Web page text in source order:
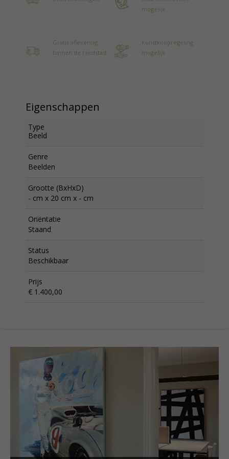
mogelijk
Gratis aflevering
binnen de randstad
Kunstkoopregeling
mogelijk
Eigenschappen
Type
Beeld
Genre
Beelden
Grootte (BxHxD)
- cm x 20 cm x - cm
Oriëntatie
Staand
Status
Beschikbaar
Prijs
€ 1.400,00